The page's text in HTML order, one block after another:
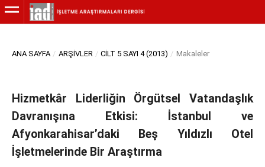
ANA SAYFA / ARŞIVLER / CILT 5 SAYI 4 (2013) / Makaleler
Hizmetkâr Liderliğin Örgütsel Vatandaşlık
Davranışına Etkisi: İstanbul ve
Afyonkarahisar’daki Beş Yıldızlı Otel
İşletmelerinde Bir Araştırma